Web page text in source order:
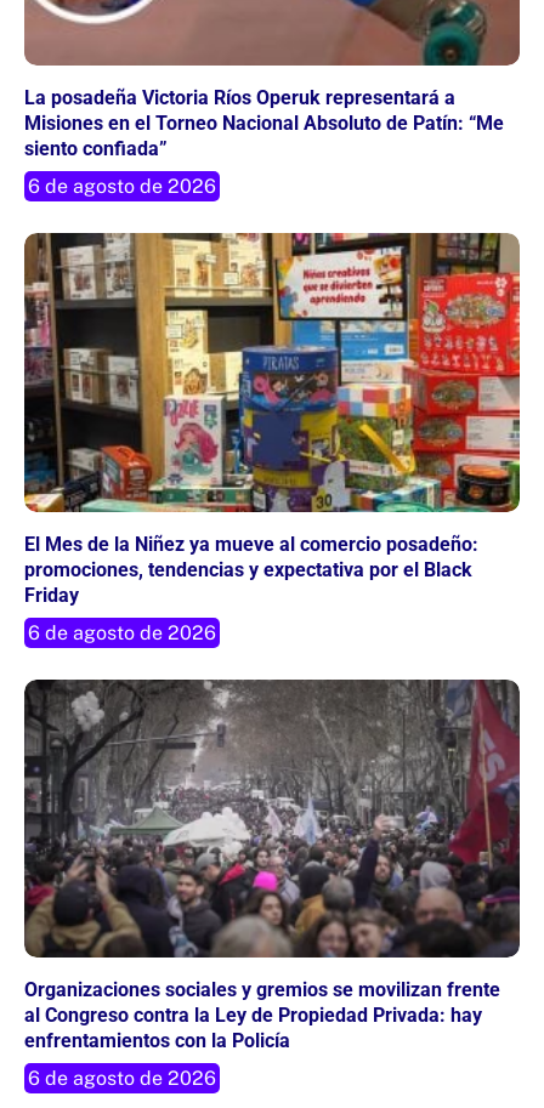
La posadeña Victoria Ríos Operuk representará a
Misiones en el Torneo Nacional Absoluto de Patín: “Me
siento confiada”
6 de agosto de 2026
El Mes de la Niñez ya mueve al comercio posadeño:
promociones, tendencias y expectativa por el Black
Friday
6 de agosto de 2026
Organizaciones sociales y gremios se movilizan frente
al Congreso contra la Ley de Propiedad Privada: hay
enfrentamientos con la Policía
6 de agosto de 2026